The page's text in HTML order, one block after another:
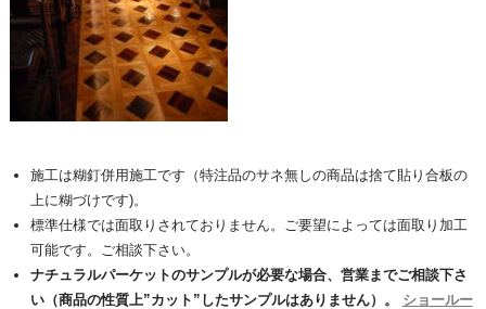
施工は糊釘併用施工です（特注品のサネ無しの商品は捨て貼り合板の
上に糊づけです)。
標準仕様では面取りされておりません。ご要望によっては面取り加工
可能です。ご相談下さい。
ナチュラルパーケットのサンプルが必要な場合、営業までご相談下さ
い（商品の性質上”カット”したサンプルはありません）。 ショールー